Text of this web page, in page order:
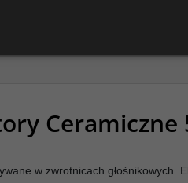
Ceramiczne
w zwrotnicach głośnikowych.